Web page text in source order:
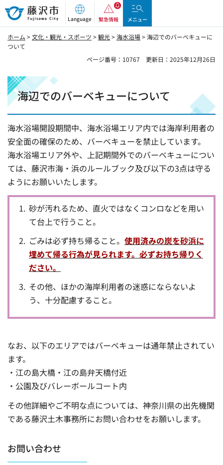
藤沢市
Language 緊急情報 メニュー
ホーム >文化・観光・スポーツ >観光>海水浴場> 海辺でのバーベキューに
ついて
ページ番号：10767
更新日：2025年12月26日
海辺でのバーベキューについて
海水浴場開設期間中、海水浴場エリア内では海岸利用者の
安全面の確保のため、バーベキューを禁止しています。
海水浴場エリア外や、上記期間外でのバーベキューについ
ては、藤沢市海・浜のルールブック及び以下の3点は守る
ようにお願いいたします。
砂が汚れるため、直火ではなくコンロなどを用い
て台上で行うこと。
ごみは必ず持ち帰ること。 使用済みの炭を砂浜に
埋めて帰る行為が見られます。必ずお持ち帰りく
ださい。
その他、ほかの海岸利用者の迷惑にならないよ
う、十分配慮すること。
なお、以下のエリアではバーベキューは通年禁止されてい
ます。
・江の島大橋・江の島弁天橋付近
・公園及びバレーボールコート内
その他詳細やご不明な点については、神奈川県の出先機関
である藤沢土木事務所にお問い合わせをお願いします。
お問い合わせ